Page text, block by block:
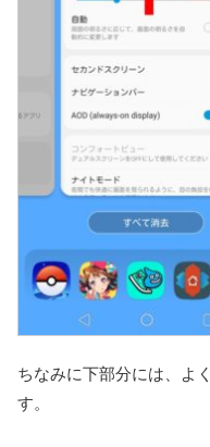
ちなみに下部分には、よ
す。